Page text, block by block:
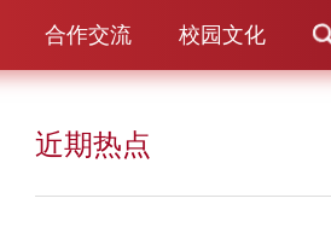
合作交流 校园文化
近期热点